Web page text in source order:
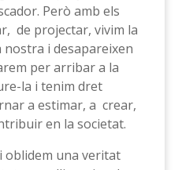
Però amb els
de projectar, vivim la
i desapareixen
per arribar a la
la i tenim dret
a estimar, a crear,
en la societat.
una veritat